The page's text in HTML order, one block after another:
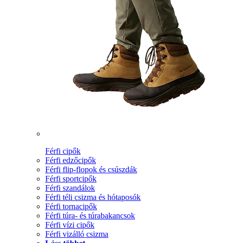
Férfi cipők
Férfi edzőcipők
Férfi flip-flopok és csúszdák
Férfi sportcipők
Férfi szandálok
Férfi téli csizma és hótaposók
Férfi tornacipők
Férfi túra- és túrabakancsok
Férfi vízi cipők
Férfi vizálló csizma